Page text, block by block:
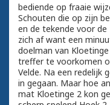
bediende op fraaie
Schouten die op zijn
en de tekende voor
zich af want een
doelman van
treffer te voorkomen
Velde. Na een redelijk
in gegaan. Maar hoe
mat Kloetinge 2 kon